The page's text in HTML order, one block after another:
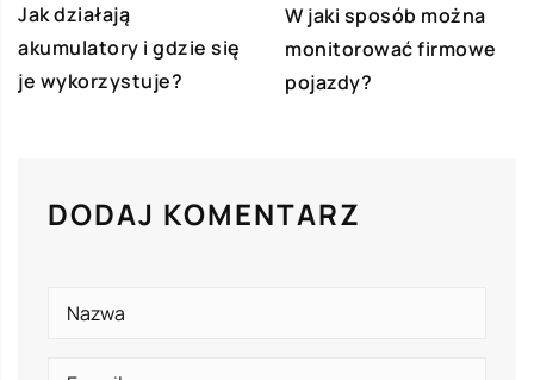
Jak działają
akumulatory i gdzie się
je wykorzystuje?
W jaki sposób można
monitorować firmowe
pojazdy?
DODAJ KOMENTARZ